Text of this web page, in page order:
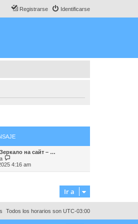
Identificarse
Registrarse
на сайт – …
e
m
4:16 am
Ir a
Todos los horarios son UTC-03:00